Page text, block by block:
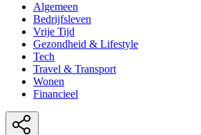
Algemeen
Bedrijfsleven
Vrije Tijd
Gezondheid & Lifestyle
Tech
Travel & Transport
Wonen
Financieel